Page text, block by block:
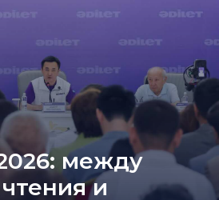
между
и